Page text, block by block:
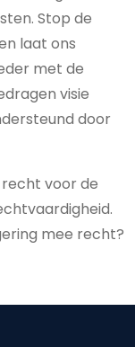
Stop de
laat ons
met de
visie
door
voor de
mee recht?